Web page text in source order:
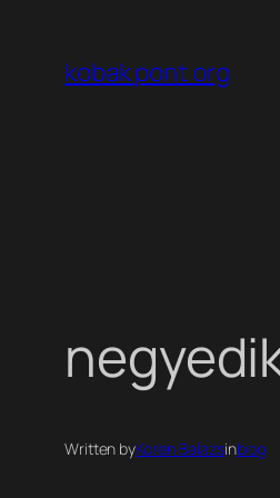
tartalomhoz
kobak pont org
Written byKoren Balazsinblog